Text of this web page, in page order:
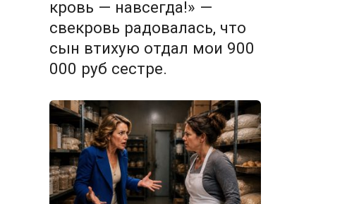
кровь — навсегда!» —
свекровь радовалась, что
сын втихую отдал мои 900
000 руб сестре.